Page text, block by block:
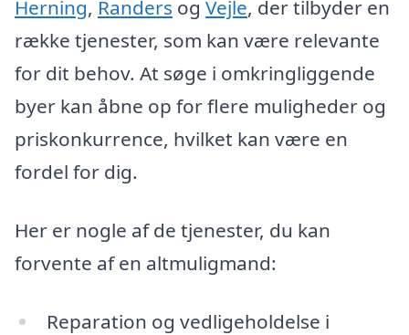
Herning, Randers og Vejle, der tilbyder en
række tjenester, som kan være relevante
for dit behov. At søge i omkringliggende
byer kan åbne op for flere muligheder og
priskonkurrence, hvilket kan være en
fordel for dig.
Her er nogle af de tjenester, du kan
forvente af en altmuligmand:
Reparation og vedligeholdelse i